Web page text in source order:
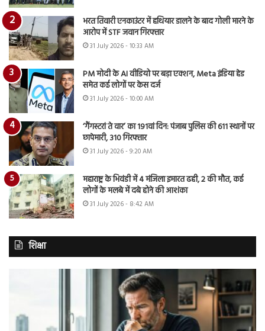
भरत तिवारी एनकाउंटर में हथियार डालने के बाद गोली मारने के
आरोप में STF जवान गिरफ्तार
31 July 2026 - 10:33 AM
PM मोदी के AI वीडियो पर बड़ा एक्शन, Meta इंडिया हेड
समेत कई लोगों पर केस दर्ज
31 July 2026 - 10:00 AM
‘गैंगस्टरां ते वार’ का 191वां दिन: पंजाब पुलिस की 611 स्थानों पर
छापेमारी, 310 गिरफ्तार
31 July 2026 - 9:20 AM
महाराष्ट्र के भिवंडी में 4 मंजिला इमारत ढही, 2 की मौत, कई
लोगों के मलबे में दबे होने की आशंका
31 July 2026 - 8:42 AM
शिक्षा